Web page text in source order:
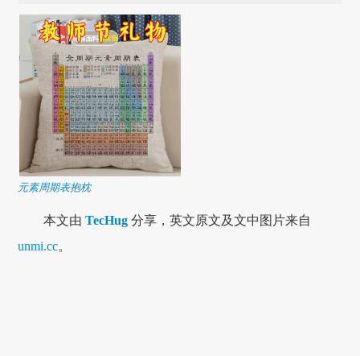
元素周期表抱枕
本文由TecHug 分享，英文原文及文中图片来自
unmi.cc。